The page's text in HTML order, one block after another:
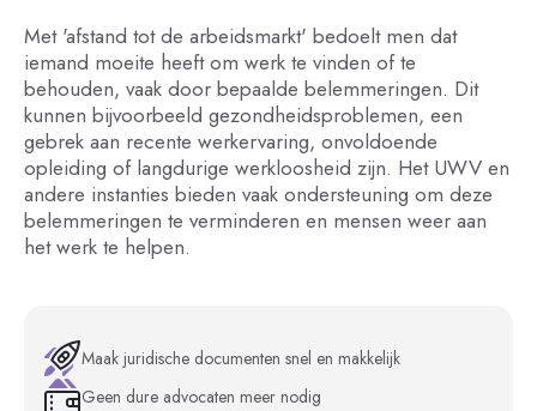
Met 'afstand tot de arbeidsmarkt' bedoelt men dat
iemand moeite heeft om werk te vinden of te
behouden, vaak door bepaalde belemmeringen. Dit
kunnen bijvoorbeeld gezondheidsproblemen, een
gebrek aan recente werkervaring, onvoldoende
opleiding of langdurige werkloosheid zijn. Het UWV en
andere instanties bieden vaak ondersteuning om deze
belemmeringen te verminderen en mensen weer aan
het werk te helpen.
Maak juridische documenten snel en makkelijk
Geen dure advocaten meer nodig